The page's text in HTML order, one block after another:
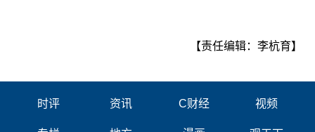
【责任编辑：李杭育】
时评 资讯 C财经 视频